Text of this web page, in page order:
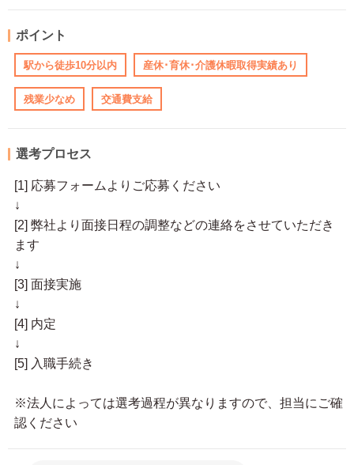
ポイント
駅から徒歩10分以内 産休･育休･介護休暇取得実績あり
残業少なめ 交通費支給
選考プロセス
[1] 応募フォームよりご応募ください
↓
[2] 弊社より面接日程の調整などの連絡をさせていただき
ます
↓
[3] 面接実施
↓
[4] 内定
↓
[5] 入職手続き
※法人によっては選考過程が異なりますので、担当にご確
認ください